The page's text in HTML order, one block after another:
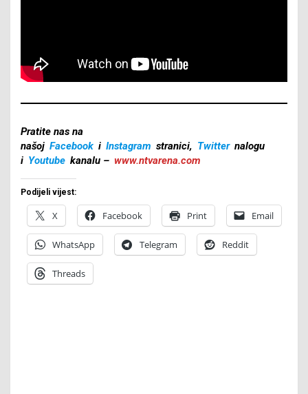
Pratite nas na
našoj Facebook i Instagram stranici, Twitter nalogu
i Youtube kanalu – www.ntvarena.com
Podijeli vijest:
X Facebook Print Email
WhatsApp Telegram Reddit
Threads